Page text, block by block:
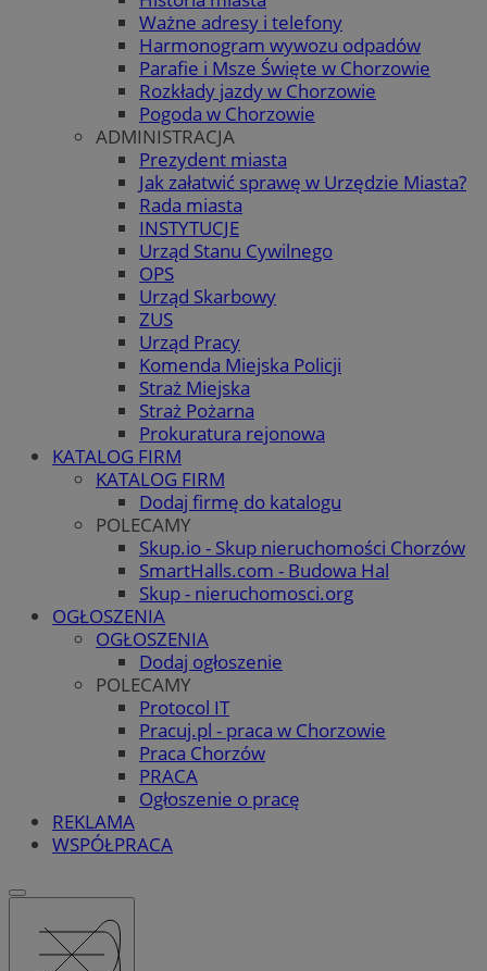
Ważne adresy i telefony
Harmonogram wywozu odpadów
Parafie i Msze Święte w Chorzowie
Rozkłady jazdy w Chorzowie
Pogoda w Chorzowie
ADMINISTRACJA
Prezydent miasta
Jak załatwić sprawę w Urzędzie Miasta?
Rada miasta
INSTYTUCJE
Urząd Stanu Cywilnego
OPS
Urząd Skarbowy
ZUS
Urząd Pracy
Komenda Miejska Policji
Straż Miejska
Straż Pożarna
Prokuratura rejonowa
KATALOG FIRM
KATALOG FIRM
Dodaj firmę do katalogu
POLECAMY
Skup.io - Skup nieruchomości Chorzów
SmartHalls.com - Budowa Hal
Skup - nieruchomosci.org
OGŁOSZENIA
OGŁOSZENIA
Dodaj ogłoszenie
POLECAMY
Protocol IT
Pracuj.pl - praca w Chorzowie
Praca Chorzów
PRACA
Ogłoszenie o pracę
REKLAMA
WSPÓŁPRACA